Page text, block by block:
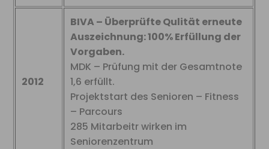
2012
BIVA – Überprüfte Qulität erneute
Auszeichnung: 100% Erfüllung der
Vorgaben.
MDK – Prüfung mit der Gesamtnote
1,6 erfüllt.
Projektstart des Senioren – Fitness
– Parcours
285 Mitarbeitr wirken im
Seniorenzentrum